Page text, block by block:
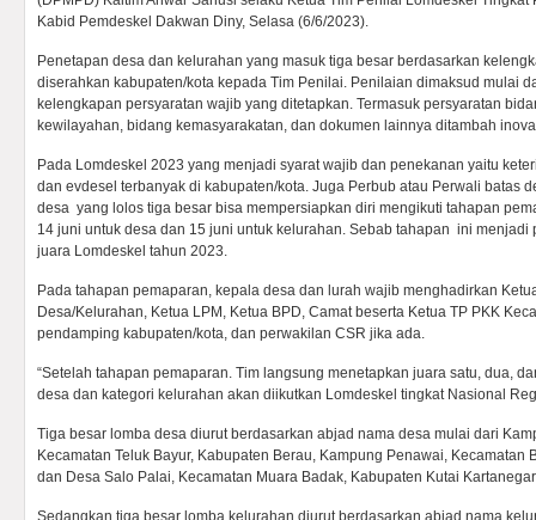
Kabid Pemdeskel Dakwan Diny, Selasa (6/6/2023).
Penetapan desa dan kelurahan yang masuk tiga besar berdasarkan
diserahkan kabupaten/kota kepada Tim Penilai. Penilaian dimaksud mulai
kelengkapan persyaratan wajib yang ditetapkan. Termasuk persyaratan
kewilayahan, bidang kemasyarakatan, dan dokumen lainnya ditambah
Pada Lomdeskel 2023 yang menjadi syarat wajib dan penekanan yaitu
dan evdesel terbanyak di kabupaten/kota. Juga Perbub atau Perwali batas
desa yang lolos tiga besar bisa mempersiapkan diri mengikuti tahapan
14 juni untuk desa dan 15 juni untuk kelurahan. Sebab tahapan ini menjadi
juara Lomdeskel tahun 2023.
Pada tahapan pemaparan, kepala desa dan lurah wajib menghadirkan
Desa/Kelurahan, Ketua LPM, Ketua BPD, Camat beserta Ketua TP PKK
pendamping kabupaten/kota, dan perwakilan CSR jika ada.
“Setelah tahapan pemaparan. Tim langsung menetapkan juara satu, dua,
desa dan kategori kelurahan akan diikutkan Lomdeskel tingkat Nasional
Tiga besar lomba desa diurut berdasarkan abjad nama desa mulai dari
Kecamatan Teluk Bayur, Kabupaten Berau, Kampung Penawai, Kecamatan
dan Desa Salo Palai, Kecamatan Muara Badak, Kabupaten Kutai
Sedangkan tiga besar lomba kelurahan diurut berdasarkan abjad nama